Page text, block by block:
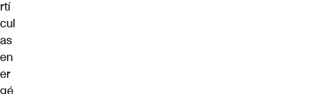
rtí
cul
as
en
er